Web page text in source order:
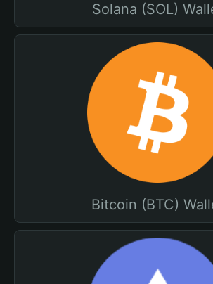
Solana (SOL)
Bitcoin (BTC)